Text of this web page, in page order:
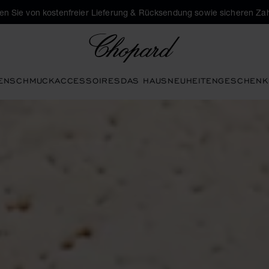
Sie von kostenfreier Lieferung & Rücksendung sowie sicheren
SCHMUCKACCESSOIRESDAS HAUSNEUHEITEN